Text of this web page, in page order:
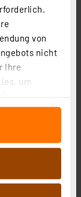
von
nicht
Ihre
um
die Zugriffe
geben
Website
und
Daten
120 cm
Versandkosten